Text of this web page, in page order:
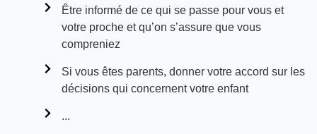
Être informé de ce qui se passe pour vous et
votre proche et qu’on s’assure que vous
compreniez
Si vous êtes parents, donner votre accord sur les
décisions qui concernent votre enfant
...